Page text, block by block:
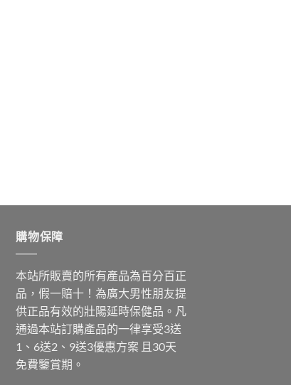
購物保障
本站所販賣的所有產品為百分百正
品，假一賠十！為廣大男性朋友提
供正品有效的壯陽延時保健品。凡
通過本站訂購產品的一律享受3送
1、6送2、9送3優惠方案 且30天
免費鑒賞期。